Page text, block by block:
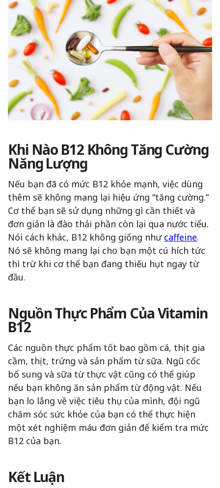
Khi Nào B12 Không Tăng Cường
Năng Lượng
Nếu bạn đã có mức B12 khỏe mạnh, việc dùng
thêm sẽ không mang lại hiệu ứng “tăng cường.”
Cơ thể bạn sẽ sử dụng những gì cần thiết và
đơn giản là đào thải phần còn lại qua nước tiểu.
Nói cách khác, B12 không giống như caffeine.
Nó sẽ không mang lại cho bạn một cú hích tức
thì trừ khi cơ thể bạn đang thiếu hụt ngay từ
đầu.
Nguồn Thực Phẩm Của Vitamin
B12
Các nguồn thực phẩm tốt bao gồm cá, thịt gia
cầm, thịt, trứng và sản phẩm từ sữa. Ngũ cốc
bổ sung và sữa từ thực vật cũng có thể giúp
nếu bạn không ăn sản phẩm từ động vật. Nếu
bạn lo lắng về việc tiêu thụ của mình, đội ngũ
chăm sóc sức khỏe của bạn có thể thực hiện
một xét nghiệm máu đơn giản để kiểm tra mức
B12 của bạn.
Kết Luận